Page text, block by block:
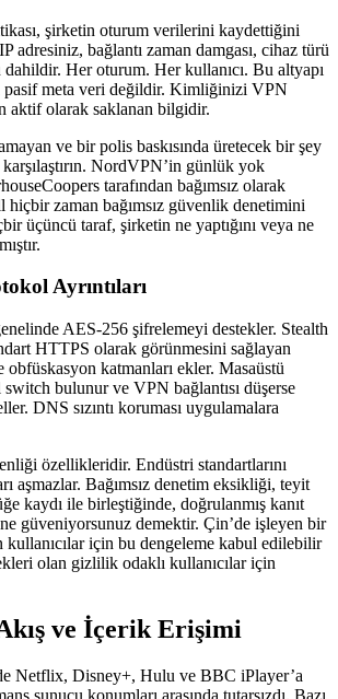
şirketin oturum verilerini kaydettiğini
adresiniz, bağlantı zaman damgası, cihaz türü
Her oturum. Her kullanıcı. Bu altyapı
pasif meta veri değildir. Kimliğinizi VPN
aktif olarak saklanan bilgidir.
ve bir polis baskısında üretecek bir şey
NordVPN’in günlük yok
tarafından bağımsız olarak
hiçbir zaman bağımsız güvenlik denetimini
üçüncü taraf, şirketin ne yaptığını veya ne
Ayrıntıları
AES-256 şifrelemeyi destekler. Stealth
HTTPS olarak görünmesini sağlayan
katmanları ekler. Masaüstü
bulunur ve VPN bağlantısı düşerse
DNS sızıntı koruması uygulamalara
özellikleridir. Endüstri standartlarını
aşmazlar. Bağımsız denetim eksikliği, teyit
kaydı ile birleştiğinde, doğrulanmış kanıt
güveniyorsunuz demektir. Çin’de işleyen bir
için bu dengeleme kabul edilebilir
olan gizlilik odaklı kullanıcılar için
ve İçerik Erişimi
Netflix, Disney+, Hulu ve BBC iPlayer’a
sunucu konumları arasında tutarsızdı. Bazı